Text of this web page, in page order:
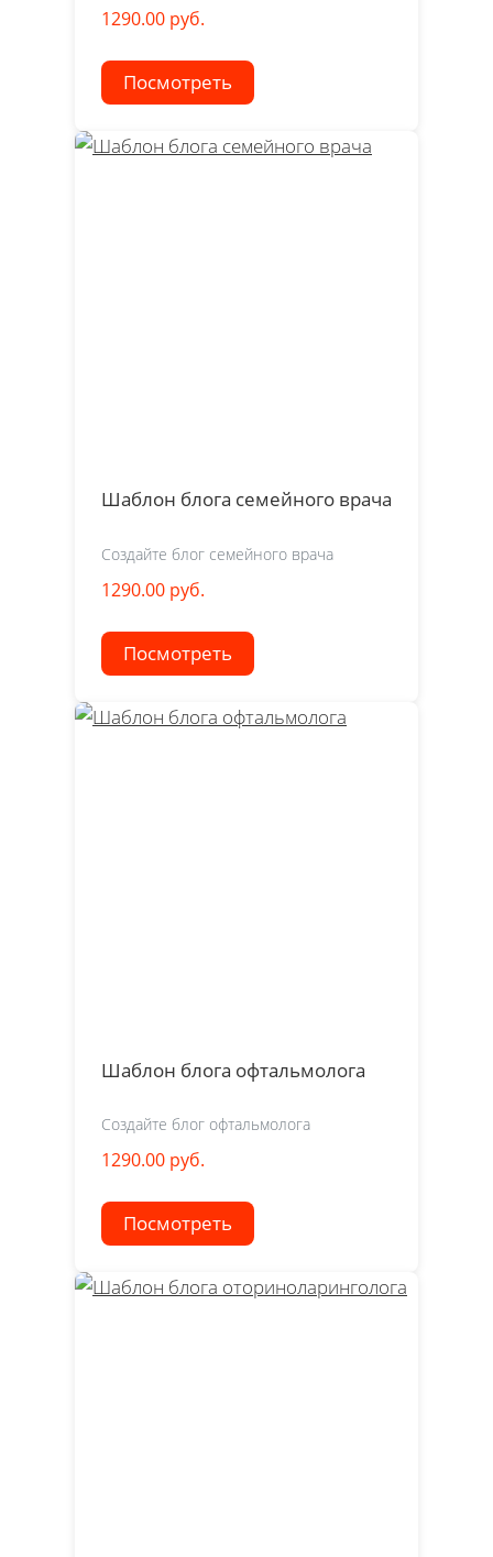
1290.00 руб.
Посмотреть
Шаблон блога семейного врача
Создайте блог семейного врача
1290.00 руб.
Посмотреть
Шаблон блога офтальмолога
Создайте блог офтальмолога
1290.00 руб.
Посмотреть